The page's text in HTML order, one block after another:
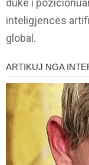
duke i
inteligjencës
global.